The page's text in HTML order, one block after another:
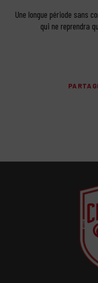
Une longue période sans
qui ne reprendra